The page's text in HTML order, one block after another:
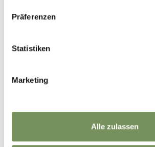
Präferenzen
Statistiken
Marketing
Alle zulassen